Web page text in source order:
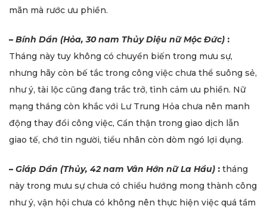
mãn mà rước ưu phiền.
– Bính Dần (Hỏa, 30 nam Thủy Diệu nữ Mộc Đức) :
Tháng này tuy không có chuyển biến trong mưu sự,
nhưng hãy còn bế tắc trong công việc chưa thể suông sẻ,
như ý, tài lộc cũng đang trắc trở, tình cảm ưu phiền. Nữ
mạng tháng còn khắc với Lư Trung Hỏa chưa nên manh
động thay đổi công việc, Cẩn thận trong giao dịch lẫn
giao tế, chớ tin người, tiểu nhân còn dòm ngó lợi dụng.
– Giáp Dần (Thủy, 42 nam Vân Hớn nữ La Hầu) : tháng
này trong mưu sự chưa có chiều hướng mong thành công
như ý, vận hội chưa có không nên thực hiện việc quá tầm